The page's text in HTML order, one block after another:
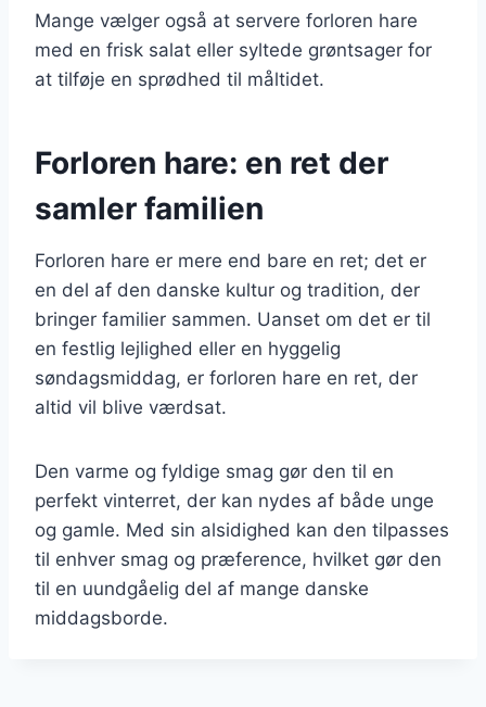
Mange vælger også at servere forloren hare
med en frisk salat eller syltede grøntsager for
at tilføje en sprødhed til måltidet.
Forloren hare: en ret der
samler familien
Forloren hare er mere end bare en ret; det er
en del af den danske kultur og tradition, der
bringer familier sammen. Uanset om det er til
en festlig lejlighed eller en hyggelig
søndagsmiddag, er forloren hare en ret, der
altid vil blive værdsat.
Den varme og fyldige smag gør den til en
perfekt vinterret, der kan nydes af både unge
og gamle. Med sin alsidighed kan den tilpasses
til enhver smag og præference, hvilket gør den
til en uundgåelig del af mange danske
middagsborde.